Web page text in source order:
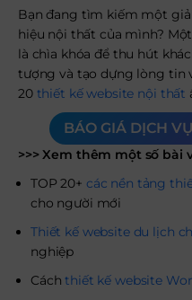
Bạn đang tìm kiếm một
hiệu nội thất của mình?
là chìa khóa để thu hút
tượng và tạo dựng lòng tin
20 thiết kế website nội thất
BÁO GIÁ DỊCH
>>> Xem thêm một số bài
TOP 20+ các nền tảng
cho người mới
Thiết kế website du lịch
nghiệp
Cáchthiết kế website